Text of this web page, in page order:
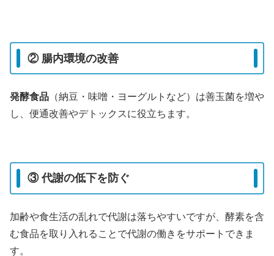
② 腸内環境の改善
発酵食品 （納豆・味噌・ヨーグルトなど）は善玉菌を増や
し、便通改善やデトックスに役立ちます。
③ 代謝の低下を防ぐ
加齢や食生活の乱れで代謝は落ちやすいですが、酵素を含
む食品を取り入れることで代謝の働きをサポートできま
す。